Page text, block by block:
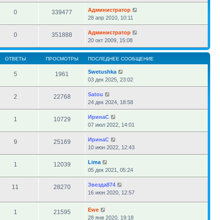
0 339477
Администратор
28 апр 2010, 10:11
0 351888
Администратор
20 окт 2009, 15:08
ОТВЕТЫ ПРОСМОТРЫ ПОСЛЕДНЕЕ СООБЩЕНИЕ
5 1961
Swetushka
03 дек 2025, 23:02
2 22768
Satou
24 дек 2024, 18:58
1 10729
ИринаC
07 июл 2022, 14:01
9 25169
ИринаC
10 июн 2022, 12:43
1 12039
Lima
05 дек 2021, 05:24
11 28270
Звезда874
16 июн 2020, 12:57
1 21595
Ewe
28 янв 2020, 19:18